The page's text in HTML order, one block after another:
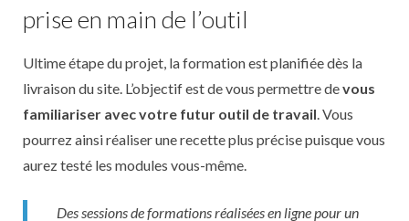
prise en main de l’outil
Ultime étape du projet, la formation est planifiée dès la
livraison du site. L’objectif est de vous permettre devous
familiariser avec votre futur outil de travail. Vous
pourrez ainsi réaliser une recette plus précise puisque vous
aurez testé les modules vous-même.
Des sessions de formations réalisées en ligne pour un